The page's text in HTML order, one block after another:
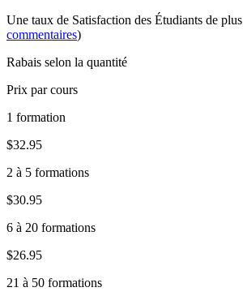
Une taux de Satisfaction des Étudiants de plus
commentaires)
Rabais selon la quantité
Prix par cours
1 formation
$32.95
2 à 5 formations
$30.95
6 à 20 formations
$26.95
21 à 50 formations